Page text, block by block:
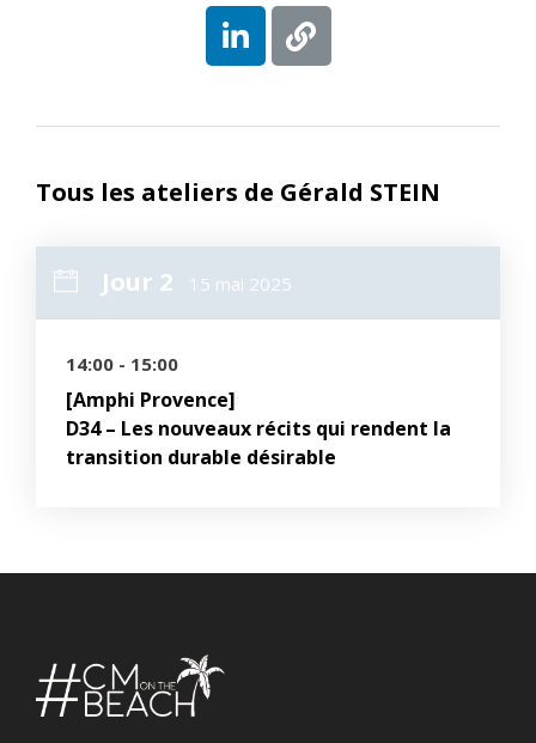
Tous les ateliers de Gérald STEIN
Jour 2 15 mai 2025
14:00 - 15:00
[Amphi Provence]
D34 – Les nouveaux récits qui rendent la
transition durable désirable